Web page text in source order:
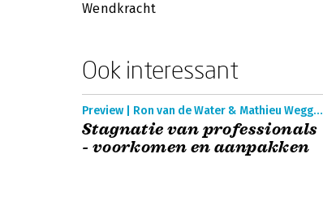
Wendkracht
Ook interessant
Preview | Ron van de Water & Mathieu Weggeman
Stagnatie van professionals
- voorkomen en aanpakken